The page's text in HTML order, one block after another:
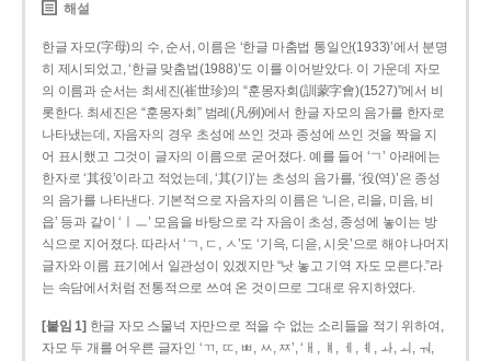
해설
한글 자모(字母)의 수, 순서, 이름은 ‘한글 마춤법 통일안(1933)’에서 분명
히 제시되었고, ‘한글 맞춤법(1988)’도 이를 이어받았다. 이 가운데 자모
의 이름과 순서는 최세진(崔世珍)의 “훈몽자회(訓蒙字會)(1527)”에서 비
롯한다. 최세진은 “훈몽자회” 범례(凡例)에서 한글 자모의 음가를 한자로
나타냈는데, 자음자의 경우 초성에 쓰인 것과 종성에 쓰인 것을 짝을 지
어 표시했고 그것이 글자의 이름으로 굳어졌다. 예를 들어 ‘ㄱ’ 아래에는
한자로 ‘其役’이라고 적었는데, ‘其(기)’는 초성의 음가를, ‘役(역)’은 종성
의 음가를 나타낸다. 기본적으로 자음자의 이름은 ‘니은, 리을, 미음, 비
읍’ 등과 같이 ‘ㅣㅡ’ 모음을 바탕으로 각 자음이 초성, 종성에 놓이는 방
식으로 지어졌다. 따라서 ‘ㄱ, ㄷ, ㅅ’도 ‘기윽, 디읃, 시읏’으로 해야 나머지
글자와 이름 표기에서 일관성이 있겠지만 “낫 놓고 기역 자도 모른다.”라
는 속담에서처럼 전통적으로 쓰여 온 것이므로 그대로 유지하였다.
[붙임 1] 한글 자모 스물넉 자만으로 적을 수 없는 소리들을 적기 위하여,
자모 두 개를 어우른 글자인 ‘ㄲ, ㄸ, ㅃ, ㅆ, ㅉ’, ‘ㅐ, ㅒ, ㅔ, ㅖ, ㅘ, ㅚ, ㅝ,